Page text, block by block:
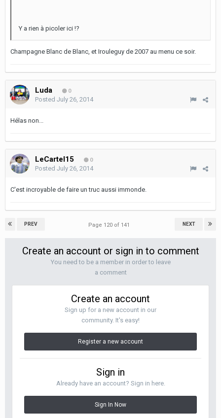
Y a rien à picoler ici !?
Champagne Blanc de Blanc, et Irouleguy de 2007 au menu ce soir.
Luda 0
Posted July 26, 2014
Hélas non...
LeCartel15 0
Posted July 26, 2014
C'est incroyable de faire un truc aussi immonde.
PREV NEXT
Page 120 of 141
Create an account or sign in to comment
You need to be a member in order to leave
a comment
Create an account
Sign up for a new account in our
community. It's easy!
Register a new account
Sign in
Already have an account? Sign in here.
Sign In Now